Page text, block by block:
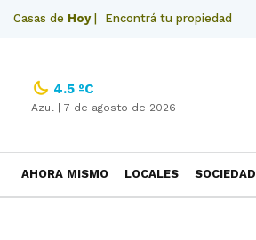
Casas de Hoy| Encontrá tu propiedad
4.5 ºC
Azul | 7 de agosto de 2026
AHORA MISMO LOCALES SOCIEDAD